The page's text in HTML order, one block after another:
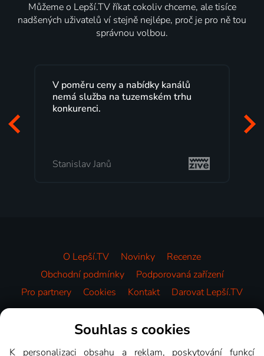
Můžeme o Lepší.TV říkat cokoliv chceme, ale tisíce
nadšených uživatelů ví stejně nejlépe, proč je pro ně tou
správnou volbou.
a nabídky kanálů
na tuzemském trhu
Lepší.TV sleduji už
maximální
začátek programu, to je
Milada Tomešová
O Lepší.TV Novinky
Recenze
Obchodní podmínky
Podporovaná zařízení
Pro partnery
Cookies Kontakt Darovat Lepší.TV
Videotéka
Souhlas s cookies
K personalizaci obsahu a reklam, poskytování funkcí